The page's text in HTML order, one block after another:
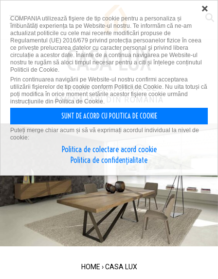
PRIMA PLATFORMĂ DE
AMENAJĂRI DIN ROMÂNIA
HOME › CASA LUX
×
COMPANIA utilizează fişiere de tip cookie pentru a personaliza și
îmbunătăți experiența ta pe Website-ul nostru. Te informăm că ne-am
actualizat politicile cu cele mai recente modificări propuse de
Regulamentul (UE) 2016/679 privind protecția persoanelor fizice în ceea
ce privește prelucrarea datelor cu caracter personal și privind libera
circulație a acestor date. Înainte de a continua navigarea pe Website-ul
nostru te rugăm să aloci timpul necesar pentru a citi și înțelege conținutul
Politicii de Cookie.
Prin continuarea navigării pe Website-ul nostru confirmi acceptarea
utilizării fişierelor de tip cookie conform Politicii de Cookie. Nu uita totuși că
poți modifica în orice moment setările acestor fişiere cookie urmând
instrucțiunile din Politica de Cookie.
SUNT DE ACORD CU POLITICA DE COOKIE
Puteți merge chiar acum și să vă exprimați acordul individual la nivel de
cookie:
Politica de colectare acord cookie
Politica de confidențialitate